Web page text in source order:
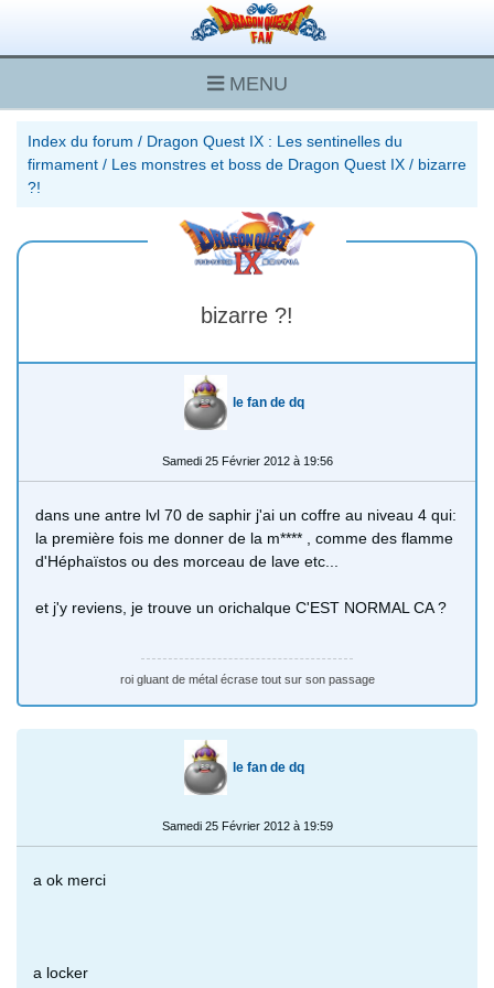
MENU
Index du forum / Dragon Quest IX : Les sentinelles du
firmament / Les monstres et boss de Dragon Quest IX / bizarre
?!
bizarre ?!
le fan de dq
Samedi 25 Février 2012 à 19:56
dans une antre lvl 70 de saphir j'ai un coffre au niveau 4 qui:
la première fois me donner de la m**** , comme des flamme
d'Héphaïstos ou des morceau de lave etc...
et j'y reviens, je trouve un orichalque C'EST NORMAL CA ?
roi gluant de métal écrase tout sur son passage
le fan de dq
Samedi 25 Février 2012 à 19:59
a ok merci
a locker